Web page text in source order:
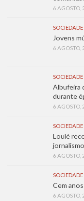
6 AGOSTO,
SOCIEDADE
Jovens
6 AGOSTO,
SOCIEDADE
Albufeira
durante
6 AGOSTO,
SOCIEDADE
Loulé
jornalismo
6 AGOSTO,
SOCIEDADE
Cem
6 AGOSTO,